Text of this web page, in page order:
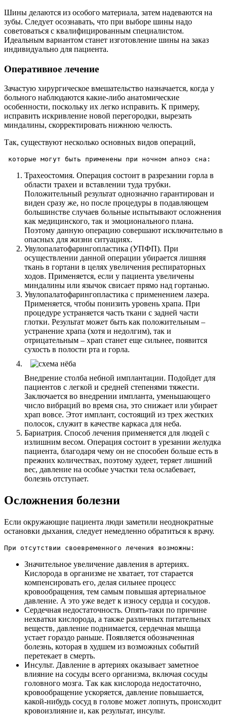
Шины делаются из особого материала, затем надеваются на
зубы. Следует осознавать, что при выборе шины надо
советоваться с квалифицированным специалистом.
Идеальным вариантом станет изготовление шины на заказ
индивидуально для пациента.
Оперативное лечение
Зачастую хирургическое вмешательство назначается, когда у
больного наблюдаются какие-либо анатомические
особенности, поскольку их легко исправить. К примеру,
исправить искривление новой перегородки, вырезать
миндалины, скорректировать нижнюю челюсть.
Так, существуют несколько основных видов операций,
которые могут быть применены при ночном апноэ сна:
Трахеостомия. Операция состоит в разрезании горла в
области трахеи и вставлении туда трубки.
Положительный результат однозначно гарантирован и
виден сразу же, но после процедуры в подавляющем
большинстве случаев больные испытывают осложнения
как медицинского, так и эмоционального плана.
Поэтому данную операцию совершают исключительно в
опасных для жизни ситуациях.
Увулопалатофарингопластика (УПФП). При
осуществлении данной операции убирается лишняя
ткань в гортани в целях увеличения респираторных
ходов. Применяется, если у пациента увеличены
миндалины или язычок свисает прямо над гортанью.
Увулопалатофарингопластика с применением лазера.
Применяется, чтобы понизить уровень храпа. При
процедуре устраняется часть ткани с задней части
глотки. Результат может быть как положительным –
устранение храпа (хотя и недолгим), так и
отрицательным – храп станет еще сильнее, появится
сухость в полости рта и горла.
Внедрение столба небной имплантации. Подойдет для
пациентов с легкой и средней степенями тяжести.
Заключается во внедрении импланта, уменьшающего
число вибраций во время сна, это снижает или убирает
храп вовсе. Этот имплант, состоящий из трех жестких
полосок, служит в качестве каркаса для неба.
Бариатрия. Способ лечения применяется для людей с
излишним весом. Операция состоит в урезании желудка
пациента, благодаря чему он не способен больше есть в
прежних количествах, поэтому худеет, теряет лишний
вес, давление на особые участки тела ослабевает,
болезнь отступает.
Осложнения болезни
Если окружающие пациента люди заметили неоднократные
остановки дыхания, следует немедленно обратиться к врачу.
При отсутствии своевременного лечения возможны:
Значительное увеличение давления в артериях.
Кислорода в организме не хватает, тот старается
компенсировать его, делая сильнее процесс
кровообращения, тем самым повышая артериальное
давление. А это уже ведет к износу сердца и сосудов.
Сердечная недостаточность. Опять-таки по причине
нехватки кислорода, а также различных питательных
веществ, давление поднимается, сердечная мышца
устает гораздо раньше. Появляется обозначенная
болезнь, которая в худшем из возможных событий
перетекает в смерть.
Инсульт. Давление в артериях оказывает заметное
влияние на сосуды всего организма, включая сосуды
головного мозга. Так как кислорода недостаточно,
кровообращение ускоряется, давление повышается,
какой-нибудь сосуд в голове может лопнуть, происходит
кровоизлияние и, как результат, инсульт.